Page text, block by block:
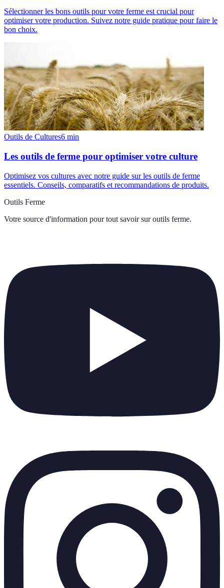
Sélectionner les bons outils pour votre ferme est crucial pour
optimiser votre production. Suivez notre guide pratique pour faire le
bon choix.
Outils de Cultures6 min
Les outils de ferme pour optimiser votre culture
Optimisez vos cultures avec notre guide sur les outils de ferme
essentiels. Conseils, comparatifs et recommandations de produits.
Outils Ferme
Votre source d'information pour tout savoir sur outils ferme.